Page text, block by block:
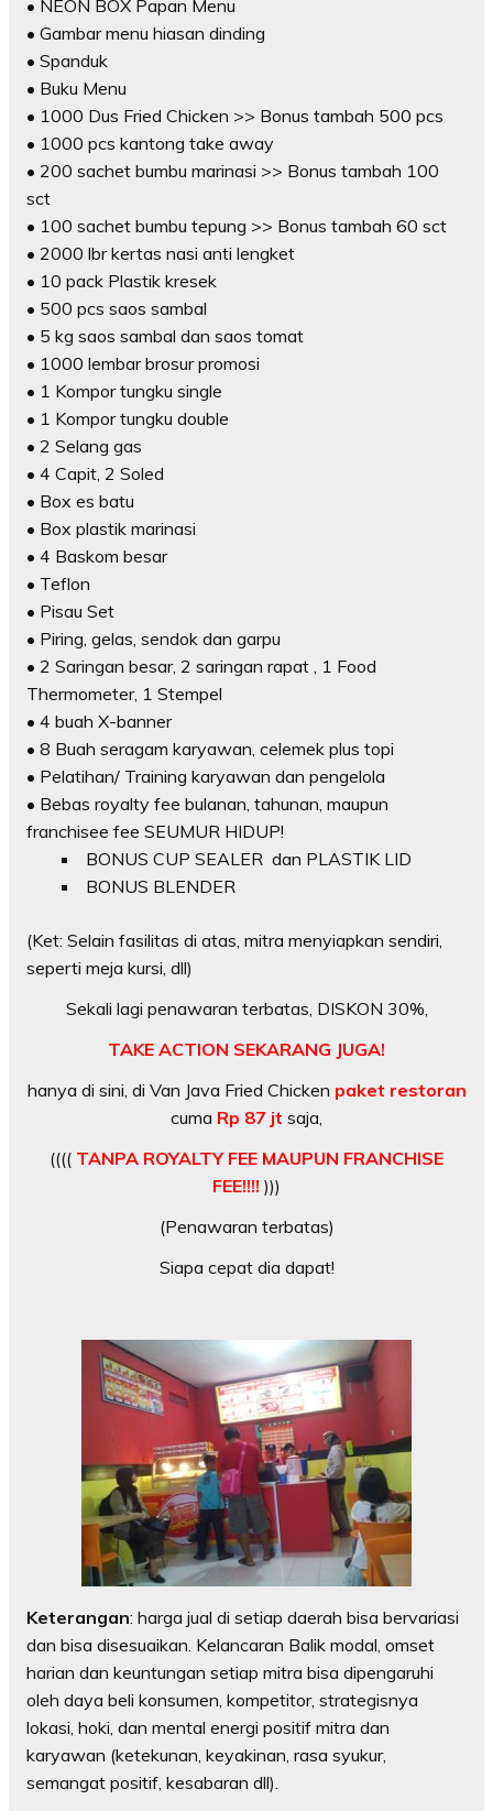
• NEON BOX Papan Menu
• Gambar menu hiasan dinding
• Spanduk
• Buku Menu
• 1000 Dus Fried Chicken >> Bonus tambah 500 pcs
• 1000 pcs kantong take away
• 200 sachet bumbu marinasi >> Bonus tambah 100
sct
• 100 sachet bumbu tepung >> Bonus tambah 60 sct
• 2000 lbr kertas nasi anti lengket
• 10 pack Plastik kresek
• 500 pcs saos sambal
• 5 kg saos sambal dan saos tomat
• 1000 lembar brosur promosi
• 1 Kompor tungku single
• 1 Kompor tungku double
• 2 Selang gas
• 4 Capit, 2 Soled
• Box es batu
• Box plastik marinasi
• 4 Baskom besar
• Teflon
• Pisau Set
• Piring, gelas, sendok dan garpu
• 2 Saringan besar, 2 saringan rapat , 1 Food
Thermometer, 1 Stempel
• 4 buah X-banner
• 8 Buah seragam karyawan, celemek plus topi
• Pelatihan/ Training karyawan dan pengelola
• Bebas royalty fee bulanan, tahunan, maupun
franchisee fee SEUMUR HIDUP!
BONUS CUP SEALER dan PLASTIK LID
BONUS BLENDER
(Ket: Selain fasilitas di atas, mitra menyiapkan sendiri,
seperti meja kursi, dll)
Sekali lagi penawaran terbatas, DISKON 30%,
TAKE ACTION SEKARANG JUGA!
hanya di sini, di Van Java Fried Chicken paket restoran
cuma Rp 87 jt saja,
(((( TANPA ROYALTY FEE MAUPUN FRANCHISE
FEE!!!! )))
(Penawaran terbatas)
Siapa cepat dia dapat!
Keterangan: harga jual di setiap daerah bisa bervariasi
dan bisa disesuaikan. Kelancaran Balik modal, omset
harian dan keuntungan setiap mitra bisa dipengaruhi
oleh daya beli konsumen, kompetitor, strategisnya
lokasi, hoki, dan mental energi positif mitra dan
karyawan (ketekunan, keyakinan, rasa syukur,
semangat positif, kesabaran dll).